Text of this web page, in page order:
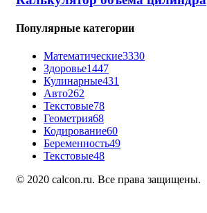
Популярные категории
Математические3330
Здоровье1447
Кулинарные431
Авто262
Текстовые78
Геометрия68
Кодирование60
Беременность49
Текстовые48
© 2020 calcon.ru. Все права защищены.